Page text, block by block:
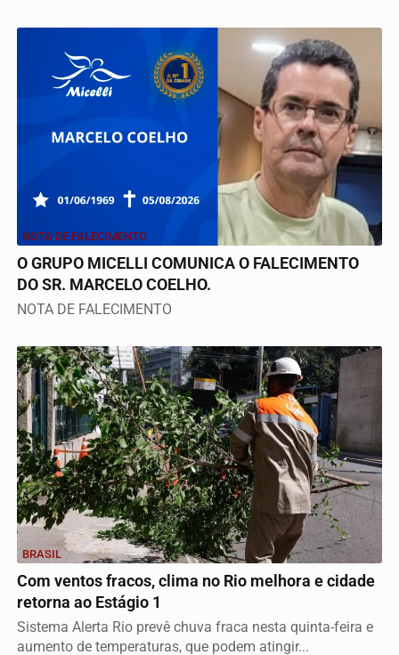
NOTA DE FALECIMENTO
O GRUPO MICELLI COMUNICA O FALECIMENTO
DO SR. MARCELO COELHO.
NOTA DE FALECIMENTO
BRASIL
Com ventos fracos, clima no Rio melhora e cidade
retorna ao Estágio 1
Sistema Alerta Rio prevê chuva fraca nesta quinta-feira e
aumento de temperaturas, que podem atingir...